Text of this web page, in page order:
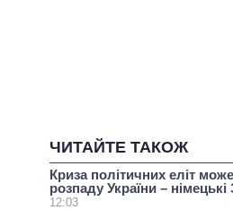
ЧИТАЙТЕ ТАКОЖ
Криза політичних еліт
розпаду України – німецькі
12:03